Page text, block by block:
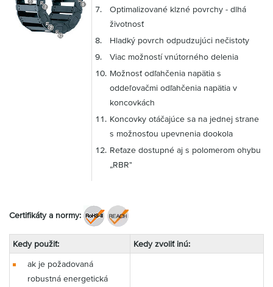
Optimalizované klzné povrchy - dlhá
životnosť
Hladký povrch odpudzujúci nečistoty
Viac možností vnútorného delenia
Možnosť odľahčenia napätia s
oddeľovačmi odľahčenia napätia v
koncovkách
Koncovky otáčajúce sa na jednej strane
s možnosťou upevnenia dookola
Reťaze dostupné aj s polomerom ohybu
„RBR"
Certifikáty a normy:
Kedy použiť: Kedy zvoliť inú:
ak je požadovaná
robustná energetická